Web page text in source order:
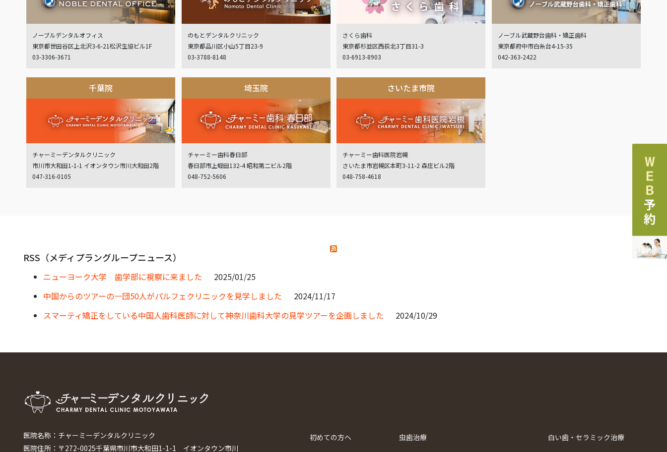
ノーブルデンタルオフィス
東京都世田谷区上北沢3-6-21松沢生協ビル1F
03-3306-3671
のもとデンタルクリニック
東京都品川区小山5丁目23-9
03-3788-8148
さくら歯科
東京都杉並区西荻北3丁目31-3
03-6913-8903
ノーブル武蔵野台歯科・矯正歯科
東京都府中市白糸台4-15-35
042-363-2422
千葉院
チャーミーデンタルクリニック
市川市大和田1-1-1 イオンタウン市川大和田2階
047-316-0105
埼玉院
チャーミー歯科春日部
春日部市上蛭田132-4 昭和第二ビル2階
048-752-5606
さいたま市院
チャーミー歯科医院岩槻
さいたま市岩槻区本町3-11-2 森庄ビル2階
048-758-4618
RSS（メディプラングループニュース）
ニューヨーク大学 歯学部に視察に来ました
2025/01/25
中国からのツアーの一団50人がパルフェクリニックを見学しました
2024/11/17
スマーティ矯正をしている中国人歯科医師に対して神奈川歯科大学の見学ツアーを企画しました
2024/10/29
医院名称：チャーミーデンタルクリニック
医院住所：〒272-0025千葉県市川市大和田1-1-1 イオンタウン市川
初めての方へ
虫歯治療
白い歯・セラミック治療